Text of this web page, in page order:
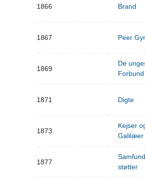
1866 Brand
1867 Peer
1869
De
Forbund
1871 Digte
1873
Kejser
Galilæer
1877
støtter